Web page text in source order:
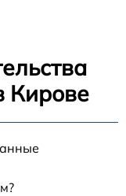
Кирове